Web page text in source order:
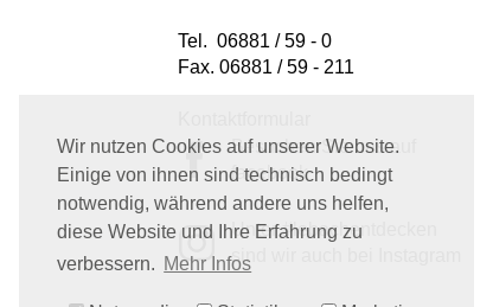
Wir nutzen Cookies auf unserer Website.
Einige von ihnen sind technisch bedingt
notwendig, während andere uns helfen,
diese Website und Ihre Erfahrung zu
verbessern. Mehr Infos
Tel. 06881 / 59 - 0
Fax. 06881 / 59 - 211
Besuchen Sie uns auf
facebook
Unter #lebachentdecken
sind wir auch bei Instagram